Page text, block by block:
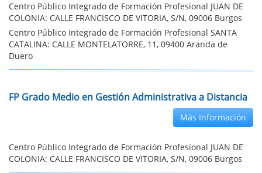
Centro Público Integrado de Formación Profesional JUAN DE
COLONIA: CALLE FRANCISCO DE VITORIA, S/N, 09006 Burgos
Centro Público Integrado de Formación Profesional SANTA
CATALINA: CALLE MONTELATORRE, 11, 09400 Aranda de
Duero
FP Grado Medio en Gestión Administrativa a Distancia
Más Información
Centro Público Integrado de Formación Profesional JUAN DE
COLONIA: CALLE FRANCISCO DE VITORIA, S/N, 09006 Burgos